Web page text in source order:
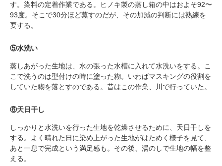
す。染料の定着作業である。ヒノキ製の蒸し箱の中はおよそ92〜
93度。そこで30分ほど蒸すのだが、その加減の判断には熟練を
要する。
⑤水洗い
蒸しあがった生地は、水の張った水槽に入れて水洗いをする。こ
こで洗うのは型付けの時に塗った糊。いわばマスキングの役割を
していた糊を落とすのである。昔はこの作業、川で行っていた。
⑥天日干し
しっかりと水洗いを行った生地を乾燥させるために、天日干しを
する。よく晴れた日に染め上がった生地がはためく様子を見て、
あと一息で完成という満足感も。その後、湯のしで生地の幅を整
える。